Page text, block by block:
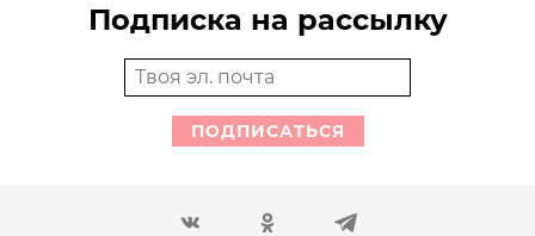
Подписка на рассылку
ПОДПИСАТЬСЯ